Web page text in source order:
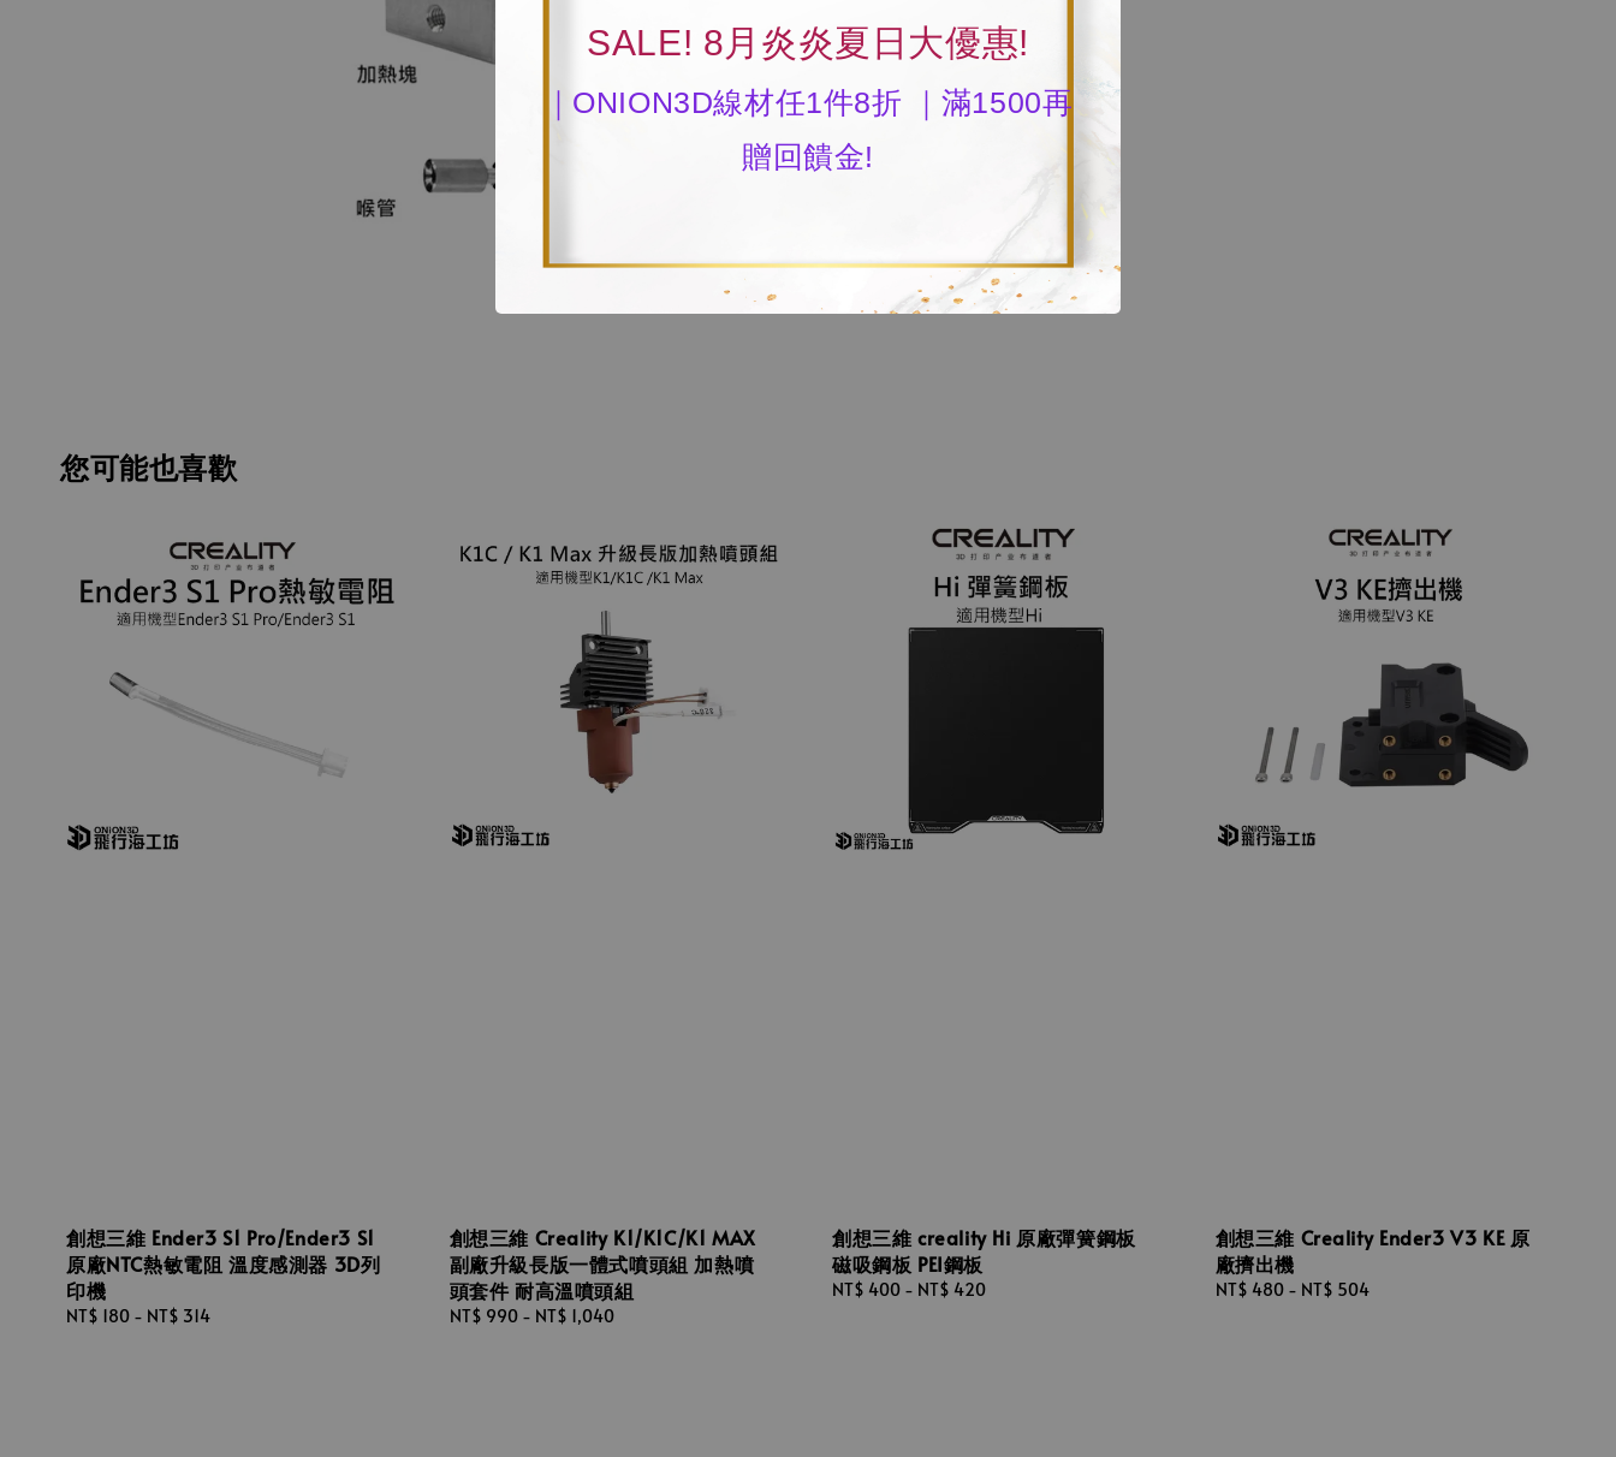
SALE! 8月炎炎夏日大優惠!
｜ONION3D線材任1件8折 ｜滿1500再
贈回饋金!
您可能也喜歡
創想三維 Ender3 S1 Pro/Ender3 S1
原廠NTC熱敏電阻 溫度感測器 3D列
印機
Regular
NT$ 180 - NT$ 314
創想三維 Creality K1/K1C/K1 MAX
副廠升級長版一體式噴頭組 加熱噴
頭套件 耐高溫噴頭組
Regular
NT$ 990- NT$ 1,040
創想三維 creality Hi 原廠彈簧鋼板
磁吸鋼板 PEI鋼板
Regular
NT$ 400 - NT$ 420
創想三維 Creality Ender3 V3 KE 原
廠擠出機
Regular
NT$ 480- NT$ 504